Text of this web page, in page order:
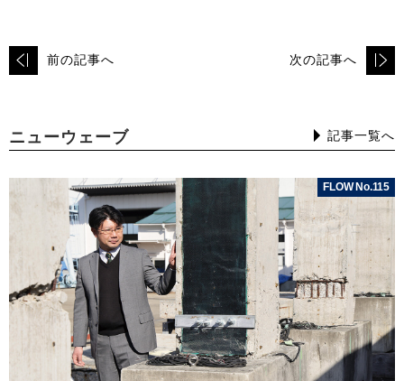
前の記事へ 次の記事へ
ニューウェーブ 記事一覧へ
FLOW No.115